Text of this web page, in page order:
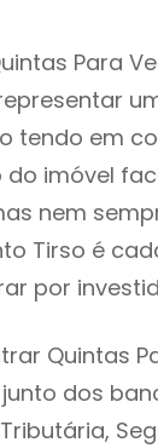
Para
tendo em
do imóvel
nem
Tirso é
por
Quintas
dos